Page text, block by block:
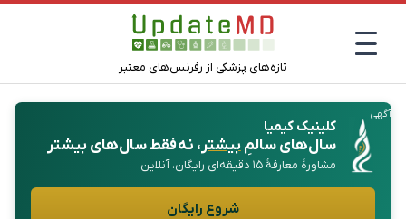
تازه‌های پزشکی از رفرنس‌های معتبر
آگهی
کلینیک کیمیا
سال‌های سالمِبیشتر، نه فقط سال‌های بیشتر
مشاورهٔ معارفهٔ ۱۵ دقیقه‌ای رایگان، آنلاین
شروع رایگان